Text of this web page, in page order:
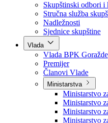
Poslanici po
Poslanici po
Kolegij skupštine
Skupštinski odbori i
Stručna služba
Nadležnosti
Sjednice skupštine
Vlada
Vlada BPK Goražde
Premijer
Članovi Vlade
Ministarstva
Ministarstvo